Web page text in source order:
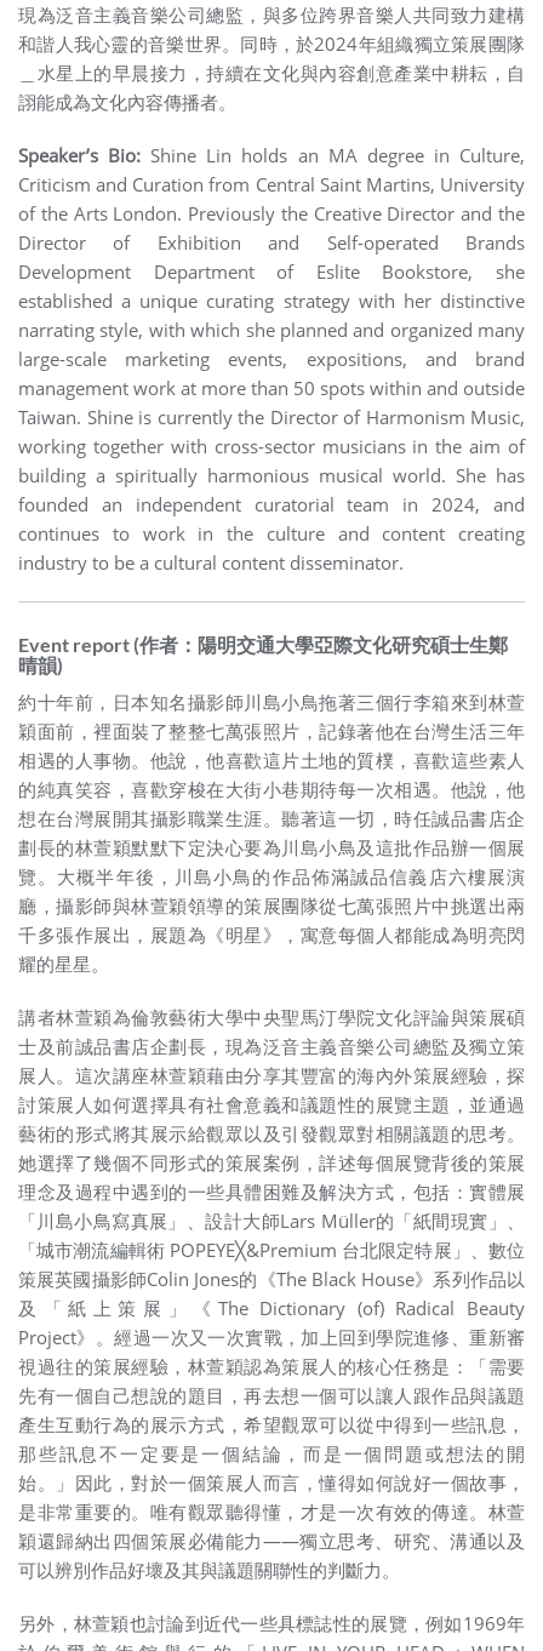
現為泛音主義音樂公司總監，與多位跨界音樂人共同致力建構
和諧人我心靈的音樂世界。同時，於2024年組織獨立策展團隊
＿水星上的早晨接力，持續在文化與內容創意產業中耕耘，自
詡能成為文化內容傳播者。
Speaker’s Bio: Shine Lin holds an MA degree in Culture,
Criticism and Curation from Central Saint Martins, University
of the Arts London. Previously the Creative Director and the
Director of Exhibition and Self-operated Brands
Development Department of Eslite Bookstore, she
established a unique curating strategy with her distinctive
narrating style, with which she planned and organized many
large-scale marketing events, expositions, and brand
management work at more than 50 spots within and outside
Taiwan. Shine is currently the Director of Harmonism Music,
working together with cross-sector musicians in the aim of
building a spiritually harmonious musical world. She has
founded an independent curatorial team in 2024, and
continues to work in the culture and content creating
industry to be a cultural content disseminator.
Event report (作者：陽明交通大學亞際文化研究碩士生鄭
晴韻)
約十年前，日本知名攝影師川島小鳥拖著三個行李箱來到林萱
穎面前，裡面裝了整整七萬張照片，記錄著他在台灣生活三年
相遇的人事物。他說，他喜歡這片土地的質樸，喜歡這些素人
的純真笑容，喜歡穿梭在大街小巷期待每一次相遇。他說，他
想在台灣展開其攝影職業生涯。聽著這一切，時任誠品書店企
劃長的林萱穎默默下定決心要為川島小鳥及這批作品辦一個展
覽。大概半年後，川島小鳥的作品佈滿誠品信義店六樓展演
廳，攝影師與林萱穎領導的策展團隊從七萬張照片中挑選出兩
千多張作展出，展題為《明星》，寓意每個人都能成為明亮閃
耀的星星。
講者林萱穎為倫敦藝術大學中央聖馬汀學院文化評論與策展碩
士及前誠品書店企劃長，現為泛音主義音樂公司總監及獨立策
展人。這次講座林萱穎藉由分享其豐富的海內外策展經驗，探
討策展人如何選擇具有社會意義和議題性的展覽主題，並通過
藝術的形式將其展示給觀眾以及引發觀眾對相關議題的思考。
她選擇了幾個不同形式的策展案例，詳述每個展覽背後的策展
理念及過程中遇到的一些具體困難及解決方式，包括：實體展
「川島小鳥寫真展」、設計大師Lars Müller的「紙間現實」、
「城市潮流編輯術 POPEYE╳&Premium 台北限定特展」、數位
策展英國攝影師Colin Jones的《The Black House》系列作品以
及「紙上策展」《The Dictionary (of) Radical Beauty
Project》。經過一次又一次實戰，加上回到學院進修、重新審
視過往的策展經驗，林萱穎認為策展人的核心任務是：「需要
先有一個自己想說的題目，再去想一個可以讓人跟作品與議題
產生互動行為的展示方式，希望觀眾可以從中得到一些訊息，
那些訊息不一定要是一個結論，而是一個問題或想法的開
始。」因此，對於一個策展人而言，懂得如何說好一個故事，
是非常重要的。唯有觀眾聽得懂，才是一次有效的傳達。林萱
穎還歸納出四個策展必備能力——獨立思考、研究、溝通以及
可以辨別作品好壞及其與議題關聯性的判斷力。
另外，林萱穎也討論到近代一些具標誌性的展覽，例如1969年